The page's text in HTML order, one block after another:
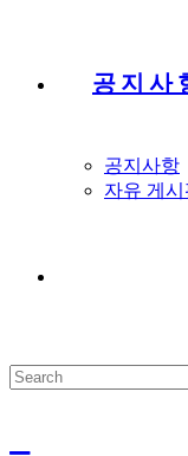
공지사
공지사항
자유 게
Search
this